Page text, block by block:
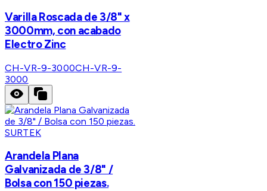
Varilla Roscada de 3/8" x
3000mm, con acabado
Electro Zinc
CH-VR-9-3000CH-VR-9-
3000
SURTEK
Arandela Plana
Galvanizada de 3/8" /
Bolsa con 150 piezas.